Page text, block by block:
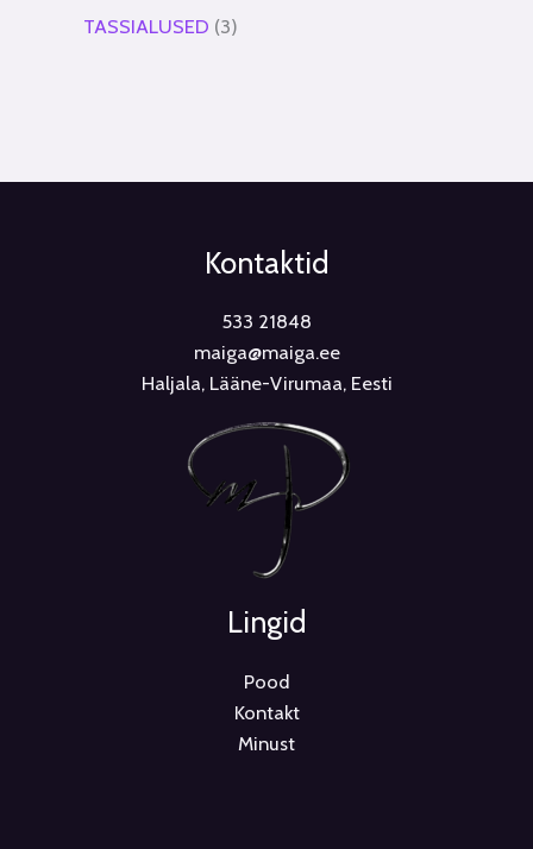
TASSIALUSED 3
Kontaktid
533 21848
maiga@maiga.ee
Haljala, Lääne-Virumaa, Eesti
Lingid
Pood
Kontakt
Minust